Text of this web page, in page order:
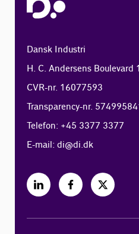
Dansk Industri
H. C. Andersens
CVR-nr. 16077593
Transparency-nr.
Telefon: +45 3377 3377
E-mail:di@di.dk